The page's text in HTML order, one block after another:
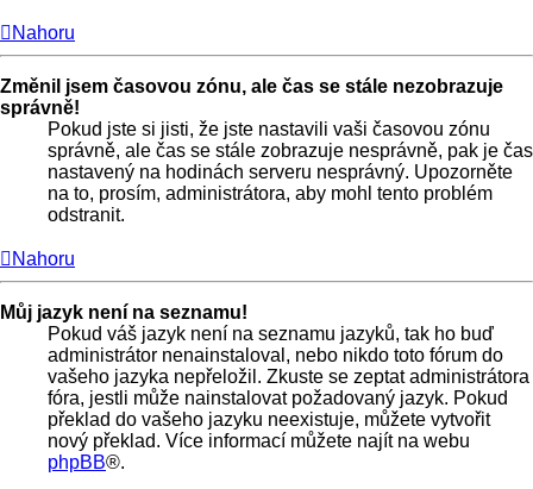
Nahoru
Změnil jsem časovou zónu, ale čas se stále nezobrazuje
správně!
Pokud jste si jisti, že jste nastavili vaši časovou zónu
správně, ale čas se stále zobrazuje nesprávně, pak je čas
nastavený na hodinách serveru nesprávný. Upozorněte
na to, prosím, administrátora, aby mohl tento problém
odstranit.
Nahoru
Můj jazyk není na seznamu!
Pokud váš jazyk není na seznamu jazyků, tak ho buď
administrátor nenainstaloval, nebo nikdo toto fórum do
vašeho jazyka nepřeložil. Zkuste se zeptat administrátora
fóra, jestli může nainstalovat požadovaný jazyk. Pokud
překlad do vašeho jazyku neexistuje, můžete vytvořit
nový překlad. Více informací můžete najít na webu
phpBB®.